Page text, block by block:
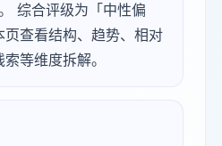
综合评级为「中性偏
查看结构、趋势、相对
等维度拆解。